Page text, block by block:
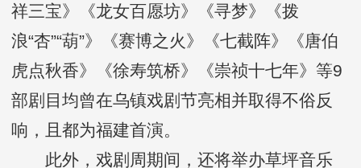
祥三宝》《龙女百愿坊》《寻梦》《拨
浪“杏”“葫”》《赛博之火》《七截阵》《唐伯
虎点秋香》《徐寿筑桥》《崇祯十七年》等9
部剧目均曾在乌镇戏剧节亮相并取得不俗反
响，且都为福建首演。
此外，戏剧周期间，还将举办草坪音乐